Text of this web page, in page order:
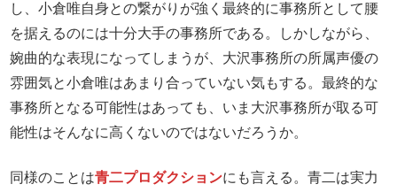
し、小倉唯自身との繋がりが強く最終的に事務所として腰
を据えるのには十分大手の事務所である。しかしながら、
婉曲的な表現になってしまうが、大沢事務所の所属声優の
雰囲気と小倉唯はあまり合っていない気もする。最終的な
事務所となる可能性はあっても、いま大沢事務所が取る可
能性はそんなに高くないのではないだろうか。
同様のことは青二プロダクションにも言える。青二は実力